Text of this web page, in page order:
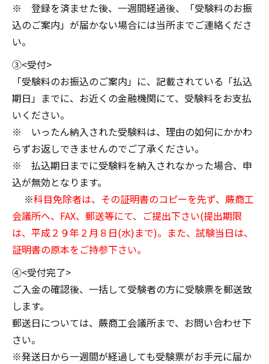
※ 登録を済ませた後、一週間経過後、「受験料のお振
込のご案内」が届かない場合には当所までご連絡くださ
い。
③<受付>
「受験料のお振込のご案内」に、記載されている「払込
期日」までに、お近くの金融機関にて、受験料をお支払
いください。
※ いったん納入された受験料は、理由の如何にかかわ
らずお返しできませんのでご了承ください。
※ 払込期日までに受験料を納入されなかった場合、申
込が無効となります。
※科目免除者は、その証明書のコピーを先ず、蕨商工
会議所へ、FAX、郵送等にて、ご提出下さい(提出期限
は、平成２９年２月８日(水)まで)。また、試験当日は、
証明書の原本をご持参下さい。
④<受付完了>
ご入金の確認後、一括して受験者の方に受験票を郵送致
します。
郵送日については、蕨商工会議所まで、お問い合わせ下
さい。
※発送日から一週間が経過しても受験票がお手元に届か